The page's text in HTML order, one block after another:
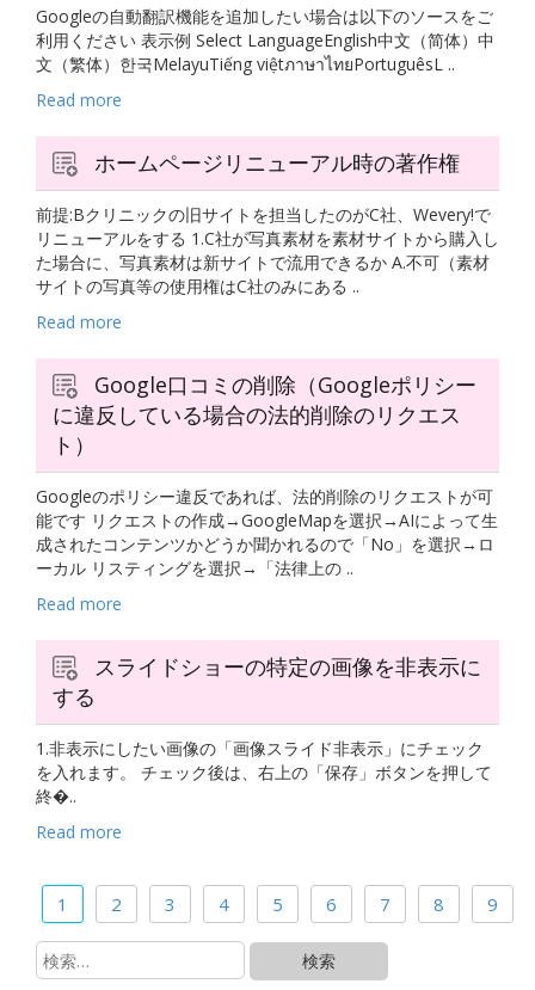
Googleの自動翻訳機能を追加したい場合は以下のソースをご
利用ください 表示例 Select LanguageEnglish中文（简体）中
文（繁体）한국MelayuTiếng việtภาษาไทยPortuguêsL ..
Read more
ホームページリニューアル時の著作権
前提:Bクリニックの旧サイトを担当したのがC社、Wevery!で
リニューアルをする 1.C社が写真素材を素材サイトから購入し
た場合に、写真素材は新サイトで流用できるか A.不可（素材
サイトの写真等の使用権はC社のみにある ..
Read more
Google口コミの削除（Googleポリシー
に違反している場合の法的削除のリクエス
ト）
Googleのポリシー違反であれば、法的削除のリクエストが可
能です リクエストの作成→GoogleMapを選択→AIによって生
成されたコンテンツかどうか聞かれるので「No」を選択→ロ
ーカル リスティングを選択→「法律上の ..
Read more
スライドショーの特定の画像を非表示に
する
1.非表示にしたい画像の「画像スライド非表示」にチェック
を入れます。 チェック後は、右上の「保存」ボタンを押して
終�..
Read more
1 2 3 4 5 6 7 8 9